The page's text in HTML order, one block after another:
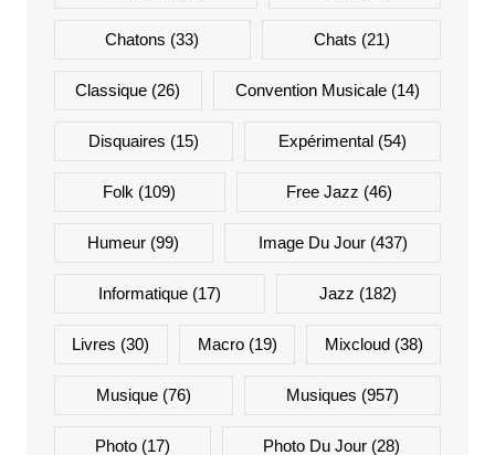
Chatons (33) Chats (21)
Classique (26) Convention Musicale(14)
Disquaires (15) Expérimental (54)
Folk (109) Free Jazz (46)
Humeur (99) Image Du Jour(437)
Informatique(17) Jazz (182)
Livres (30) Macro(19) Mixcloud(38)
Musique(76) Musiques (957)
Photo(17) Photo Du Jour (28)